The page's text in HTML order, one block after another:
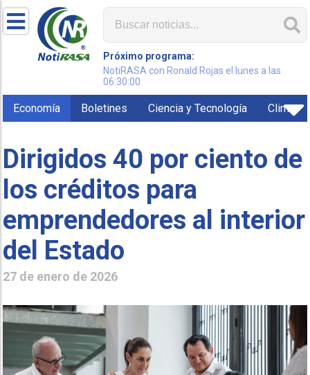
Próximo programa:
NotiRASA con Ronald Rojas el lunes a las
06:30:00
Economía Boletines Ciencia y Tecnología Clima
Dirigidos 40 por ciento de
los créditos para
emprendedores al interior
del Estado
27 de enero de 2026